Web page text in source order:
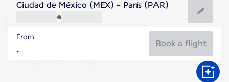
France
France
Ciudad de México (MEX) - París (PAR)
From
Book a flight